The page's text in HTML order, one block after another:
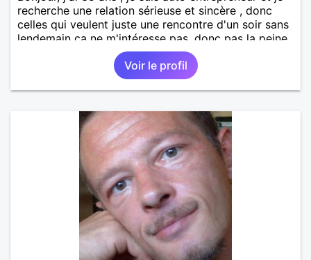
recherche une relation sérieuse et sincère , donc
celles qui veulent juste une rencontre d'un soir sans
lendemain ça ne m'intéresse pas, donc pas la peine
de me contacter. J'aime la nature, le sport en
général, les randonnées, les sorties entre amis et en
famille. Je suis d'un naturel plutôt timide d'ou mon
inscription( par contre une fois que je connais la
et /ou qualités: émotif, sensible, impulsif dans mes
choix ( mais je sais relativiser selon les situations),
réservé , toujours optimiste, quelquefois un petit
manque de confiance en moi . Je suis loyal,
honnête, pas toujours patient mais très intègre et
d'une humeur très joyeuse.
Voir le profil